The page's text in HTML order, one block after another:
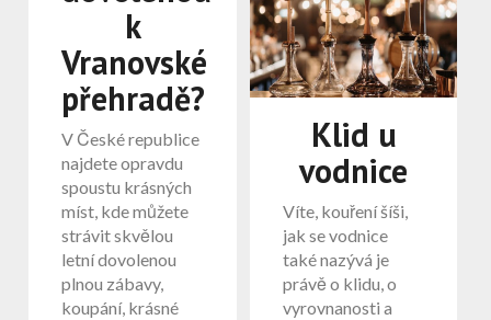
k
Vranovské
přehradě?
V České republice
najdete opravdu
spoustu krásných
míst, kde můžete
strávit skvělou
letní dovolenou
plnou zábavy,
koupání, krásné
Klid u
vodnice
Víte, kouření šíši,
jak se vodnice
také nazývá je
právě o klidu, o
vyrovnanosti a